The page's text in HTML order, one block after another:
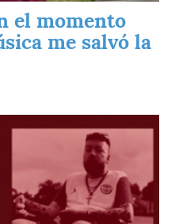
el momento
me salvó la